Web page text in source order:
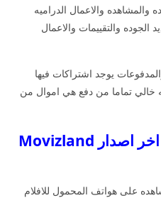
والمشاهده والاعمال الدراميه
الجوده والتقييمات والاعمال
يوجد اشتراكات فيها
خالي تماما من دفع هي اموال من
اضافات موفيز لاند 2025 اخر اصدار Movizland
على هواتف المحمول للافلام